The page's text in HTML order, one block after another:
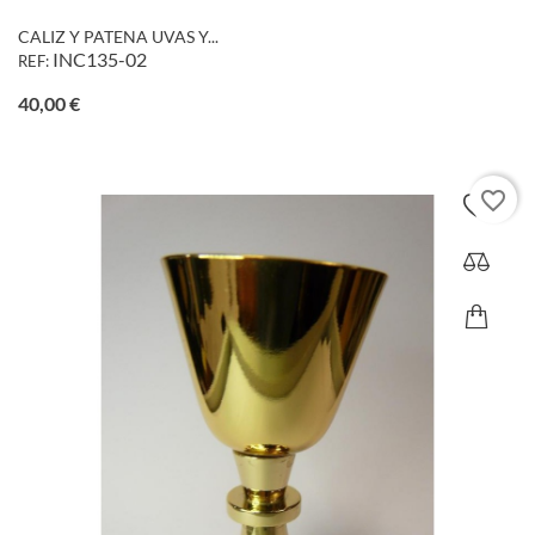
CALIZ Y PATENA UVAS Y...
REF: INC135-02
40,00 €Precio
favorite_border